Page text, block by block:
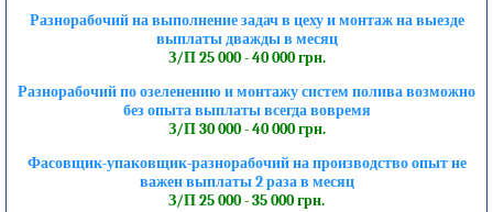
Разнорабочий на выполнение задач в цеху и монтаж на выезде
выплаты дважды в месяц
З/П 25 000 - 40 000 грн.
Разнорабочий по озеленению и монтажу систем полива возможно
без опыта выплаты всегда вовремя
З/П 30 000 - 40 000 грн.
Фасовщик-упаковщик-разнорабочий на производство опыт не
важен выплаты 2 раза в месяц
З/П 25 000 - 35 000 грн.